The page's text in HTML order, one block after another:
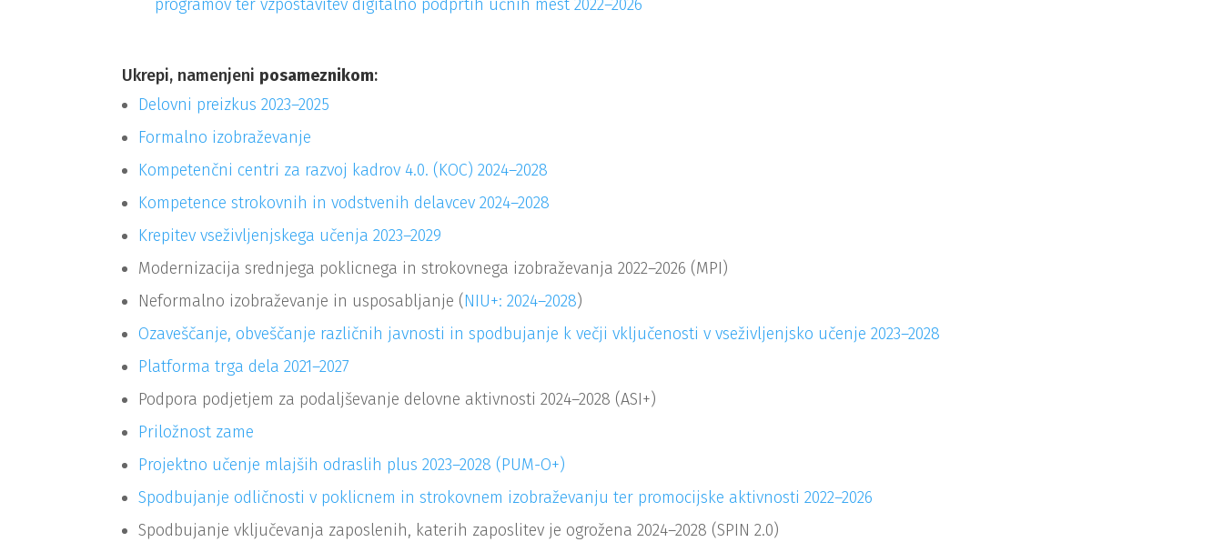
programov ter vzpostavitev digitalno podprtih učnih mest 2022–2026
Ukrepi, namenjeni posameznikom:
Delovni preizkus 2023–2025
Formalno izobraževanje
Kompetenčni centri za razvoj kadrov 4.0. (KOC) 2024–2028
Kompetence strokovnih in vodstvenih delavcev 2024–2028
Krepitev vseživljenjskega učenja 2023–2029
Modernizacija srednjega poklicnega in strokovnega izobraževanja 2022–2026 (MPI)
Neformalno izobraževanje in usposabljanje (NIU+: 2024–2028)
Ozaveščanje, obveščanje različnih javnosti in spodbujanje k večji vključenosti v vseživljenjsko učenje 2023–2028
Platforma trga dela 2021–2027
Podpora podjetjem za podaljševanje delovne aktivnosti 2024–2028 (ASI+)
Priložnost zame
Projektno učenje mlajših odraslih plus 2023–2028 (PUM-O+)
Spodbujanje odličnosti v poklicnem in strokovnem izobraževanju ter promocijske aktivnosti 2022–2026
Spodbujanje vključevanja zaposlenih, katerih zaposlitev je ogrožena 2024–2028 (SPIN 2.0)